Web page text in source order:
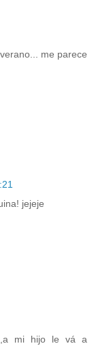
me parece
jejeje
mi hijo le vá a